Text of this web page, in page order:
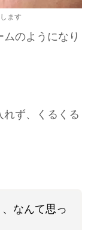
ます
のようになり
ず、くるくる
なんて思っ